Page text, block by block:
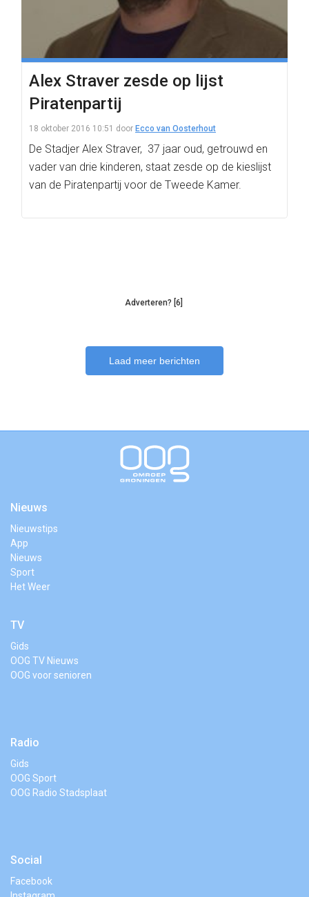
Alex Straver zesde op lijst
Piratenpartij
18 oktober 2016 10:51 door Ecco van Oosterhout
De Stadjer Alex Straver, 37 jaar oud, getrouwd en
vader van drie kinderen, staat zesde op de kieslijst
van de Piratenpartij voor de Tweede Kamer.
Adverteren? [6]
Laad meer berichten
Nieuws
Nieuwstips
App
Nieuws
Sport
Het Weer
TV
Gids
OOG TV Nieuws
OOG voor senioren
Radio
Gids
OOG Sport
OOG Radio Stadsplaat
Social
Facebook